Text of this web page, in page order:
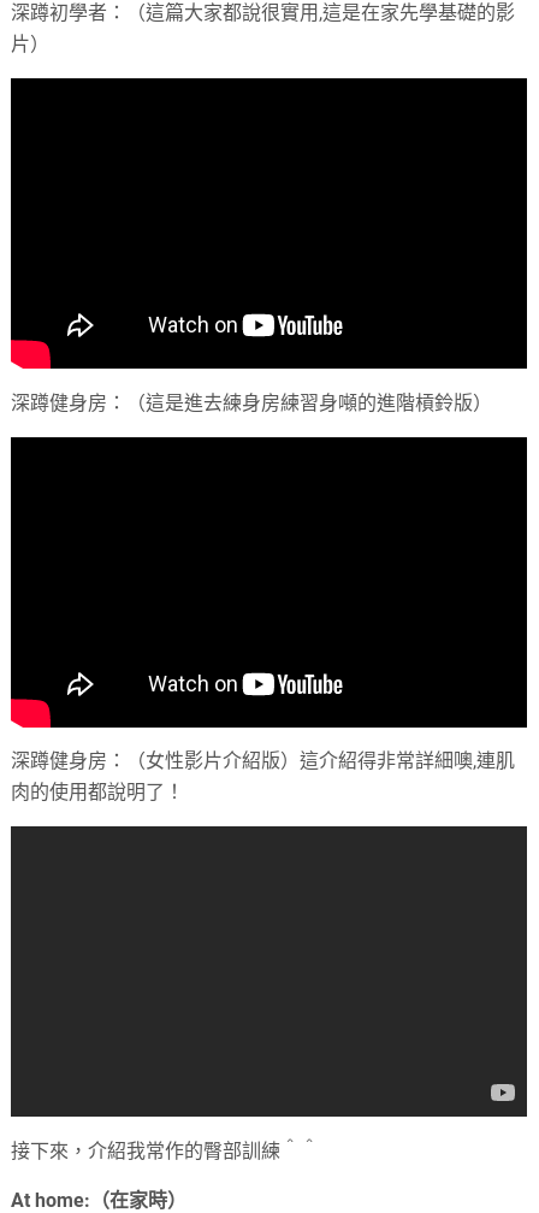
深蹲初學者：（這篇大家都說很實用,這是在家先學基礎的影
片）
深蹲健身房：（這是進去練身房練習身噸的進階槓鈴版）
深蹲健身房：（女性影片介紹版）這介紹得非常詳細噢,連肌
肉的使用都說明了！
接下來，介紹我常作的臀部訓練＾＾
At home:（在家時）